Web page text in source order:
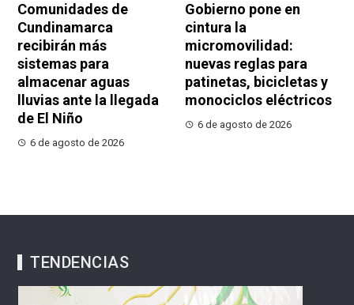
Comunidades de
Cundinamarca
recibirán más
sistemas para
almacenar aguas
lluvias ante la llegada
de El Niño
6 de agosto de 2026
Gobierno pone en
cintura la
micromovilidad:
nuevas reglas para
patinetas, bicicletas y
monociclos eléctricos
6 de agosto de 2026
TENDENCIAS